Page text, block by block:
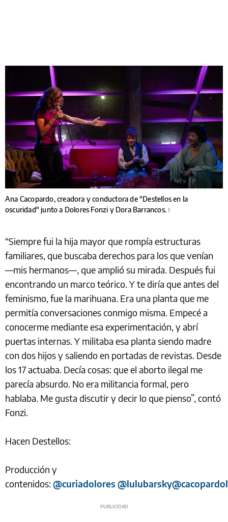
Ana Cacopardo, creadora y conductora de "Destellos en la
oscuridad" junto a Dolores Fonzi y Dora Barrancos.t
“Siempre fui la hija mayor que rompía estructuras
familiares, que buscaba derechos para los que venían
—mis hermanos—, que amplió su mirada. Después fui
encontrando un marco teórico. Y te diría que antes del
feminismo, fue la marihuana. Era una planta que me
permitía conversaciones conmigo misma. Empecé a
conocerme mediante esa experimentación, y abrí
puertas internas. Y militaba esa planta siendo madre
con dos hijos y saliendo en portadas de revistas. Desde
los 17 actuaba. Decía cosas: que el aborto ilegal me
parecía absurdo. No era militancia formal, pero
hablaba. Me gusta discutir y decir lo que pienso”, contó
Fonzi.
Hacen Destellos:
Producción y
contenidos: @curiadolores @lulubarsky